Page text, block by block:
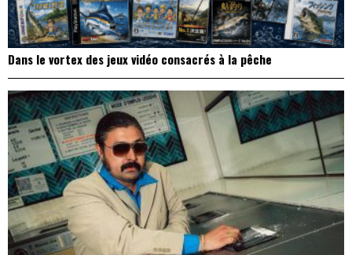
Dans le vortex des jeux vidéo consacrés à la pêche